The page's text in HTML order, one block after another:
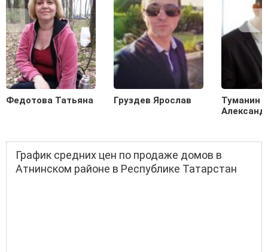
Федотова Татьяна Груздев Ярослав
Туманин
График средних цен по продаже домов в
Атнинском районе в Республике Татарстан